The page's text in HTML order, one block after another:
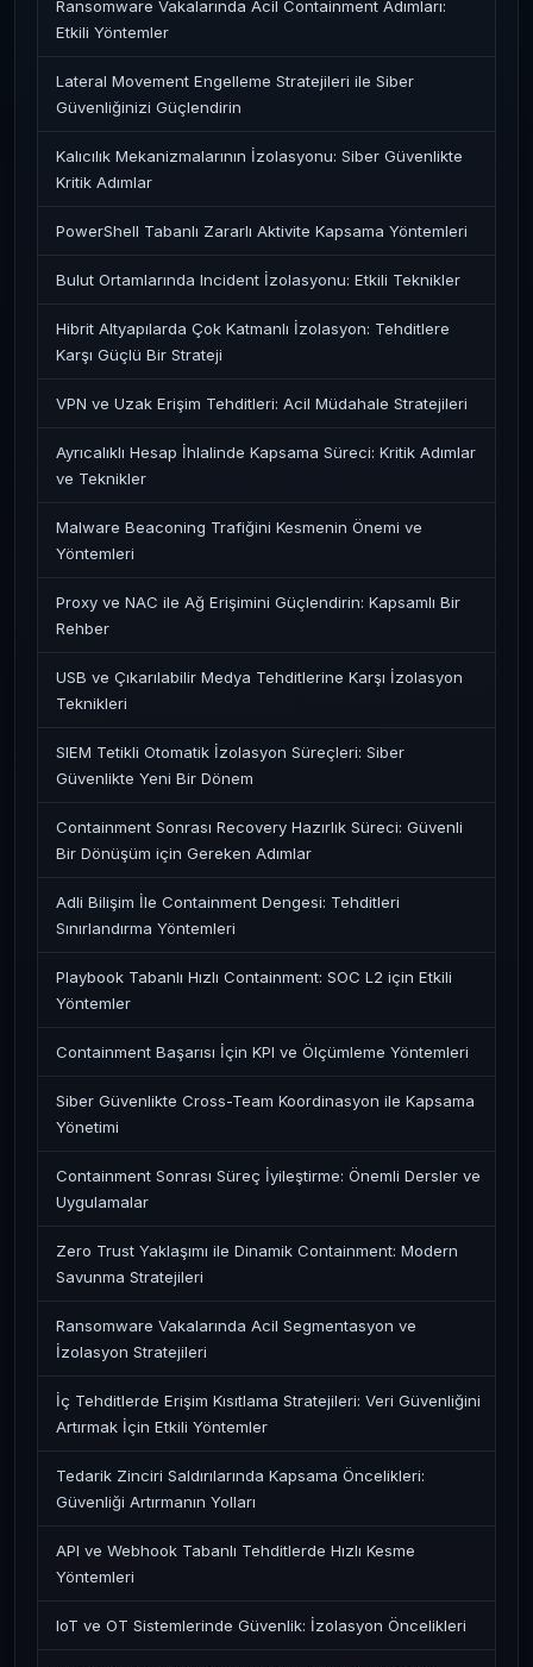
Ransomware Vakalarında Acil Containment Adımları:
Etkili Yöntemler
Lateral Movement Engelleme Stratejileri ile Siber
Güvenliğinizi Güçlendirin
Kalıcılık Mekanizmalarının İzolasyonu: Siber Güvenlikte
Kritik Adımlar
PowerShell Tabanlı Zararlı Aktivite Kapsama Yöntemleri
Bulut Ortamlarında Incident İzolasyonu: Etkili Teknikler
Hibrit Altyapılarda Çok Katmanlı İzolasyon: Tehditlere
Karşı Güçlü Bir Strateji
VPN ve Uzak Erişim Tehditleri: Acil Müdahale Stratejileri
Ayrıcalıklı Hesap İhlalinde Kapsama Süreci: Kritik Adımlar
ve Teknikler
Malware Beaconing Trafiğini Kesmenin Önemi ve
Yöntemleri
Proxy ve NAC ile Ağ Erişimini Güçlendirin: Kapsamlı Bir
Rehber
USB ve Çıkarılabilir Medya Tehditlerine Karşı İzolasyon
Teknikleri
SIEM Tetikli Otomatik İzolasyon Süreçleri: Siber
Güvenlikte Yeni Bir Dönem
Containment Sonrası Recovery Hazırlık Süreci: Güvenli
Bir Dönüşüm için Gereken Adımlar
Adli Bilişim İle Containment Dengesi: Tehditleri
Sınırlandırma Yöntemleri
Playbook Tabanlı Hızlı Containment: SOC L2 için Etkili
Yöntemler
Containment Başarısı İçin KPI ve Ölçümleme Yöntemleri
Siber Güvenlikte Cross-Team Koordinasyon ile Kapsama
Yönetimi
Containment Sonrası Süreç İyileştirme: Önemli Dersler ve
Uygulamalar
Zero Trust Yaklaşımı ile Dinamik Containment: Modern
Savunma Stratejileri
Ransomware Vakalarında Acil Segmentasyon ve
İzolasyon Stratejileri
İç Tehditlerde Erişim Kısıtlama Stratejileri: Veri Güvenliğini
Artırmak İçin Etkili Yöntemler
Tedarik Zinciri Saldırılarında Kapsama Öncelikleri:
Güvenliği Artırmanın Yolları
API ve Webhook Tabanlı Tehditlerde Hızlı Kesme
Yöntemleri
IoT ve OT Sistemlerinde Güvenlik: İzolasyon Öncelikleri